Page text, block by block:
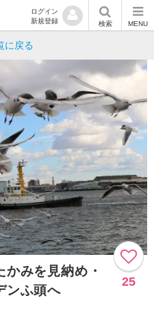
ログイン
新規登録
検索 MENU
に戻る
みを見納め・
ンふ頭へ
25